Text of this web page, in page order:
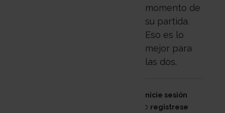
momento de
su partida.
Eso es lo
mejor para
las dos.
Inicie sesión
o registrese